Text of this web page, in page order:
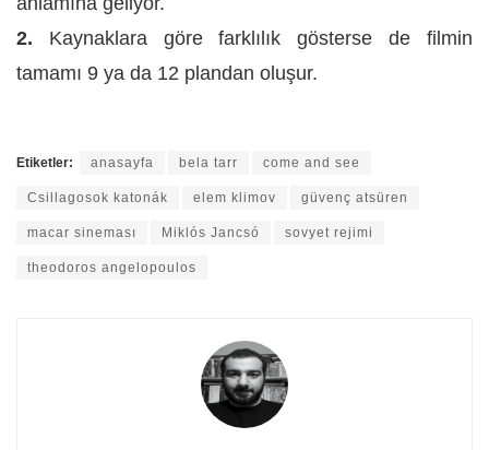
2. Kaynaklara göre farklılık gösterse de filmin
tamamı 9 ya da 12 plandan oluşur.
Etiketler: anasayfa bela tarr come and see
Csillagosok katonák elem klimov güvenç atsüren
macar sineması Miklós Jancsó sovyet rejimi
theodoros angelopoulos